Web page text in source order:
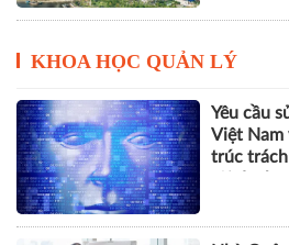
KHOA HỌC QUẢN LÝ
Yêu cầu
Việt Nam
trúc